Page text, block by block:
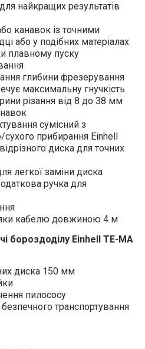
найкращих результатів
канавок із точними
або у подібних матеріалах
плавному пуску
глибини фрезерування
максимальну гнучкість
різання від 8 до 38 мм
сумісний з
прибирання Einhell
диска для точних
легкої заміни диска
ручка для
кабелю довжиною 4 м
бороздоділу Einhell TE-MA
диска 150 мм
пилососу
транспортування